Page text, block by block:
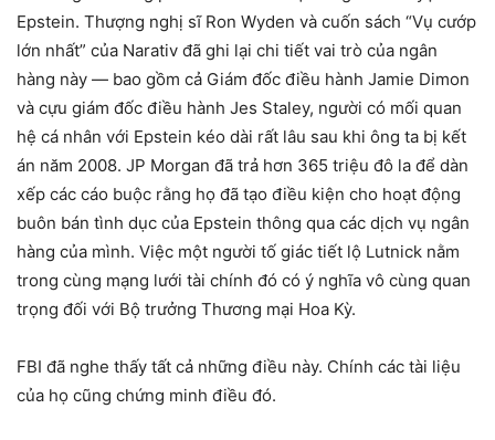
Epstein. Thượng nghị sĩ Ron Wyden và cuốn sách “Vụ cướp
lớn nhất” của Narativ đã ghi lại chi tiết vai trò của ngân
hàng này — bao gồm cả Giám đốc điều hành Jamie Dimon
và cựu giám đốc điều hành Jes Staley, người có mối quan
hệ cá nhân với Epstein kéo dài rất lâu sau khi ông ta bị kết
án năm 2008. JP Morgan đã trả hơn 365 triệu đô la để dàn
xếp các cáo buộc rằng họ đã tạo điều kiện cho hoạt động
buôn bán tình dục của Epstein thông qua các dịch vụ ngân
hàng của mình. Việc một người tố giác tiết lộ Lutnick nằm
trong cùng mạng lưới tài chính đó có ý nghĩa vô cùng quan
trọng đối với Bộ trưởng Thương mại Hoa Kỳ.
FBI đã nghe thấy tất cả những điều này. Chính các tài liệu
của họ cũng chứng minh điều đó.